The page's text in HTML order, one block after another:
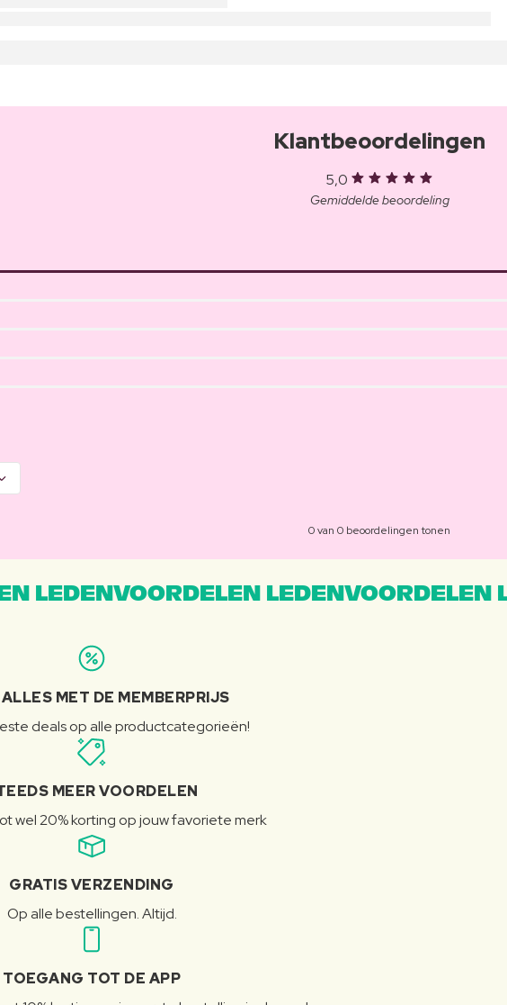
Klantbeoordelingen
5,0
Gemiddelde beoordeling
0 van 0 beoordelingen tonen
LEDENVOORDELEN
MET DE MEMBERPRIJS
deals op alle productcategorieën!
MEER VOORDELEN
wel 20% korting op jouw favoriete merk
GRATIS VERZENDING
Op alle bestellingen. Altijd.
TOEGANG TOT DE APP